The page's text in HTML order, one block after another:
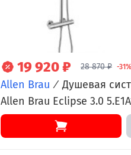
19 920 ₽ 28 870 ₽ -31%
Allen Brau / Душевая
Allen Brau Eclipse 3.0
00, термостатическая,